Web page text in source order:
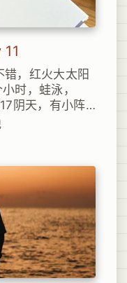
，红火大太阳
时，蛙泳，
阴天，有小阵
较冷。蛙泳，一